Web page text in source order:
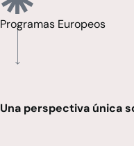
Programas Europeos
Una perspectiva única